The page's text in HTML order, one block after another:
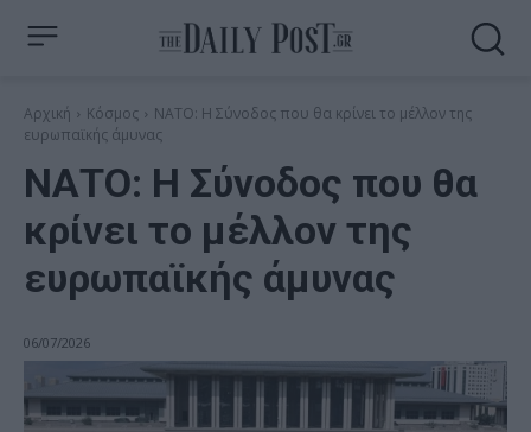
Αρχική Κόσμος
ΝΑΤΟ: Η Σύνοδος που θα κρίνει το μέλλον της
ευρωπαϊκής άμυνας
ΝΑΤΟ: Η Σύνοδος που θα
κρίνει το μέλλον της
ευρωπαϊκής άμυνας
06/07/2026